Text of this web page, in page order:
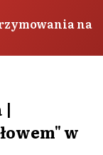
na
|
w